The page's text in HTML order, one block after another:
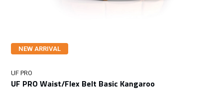
NEW ARRIVAL
UF PRO
UF PRO Waist/Flex Belt Basic Kangaroo